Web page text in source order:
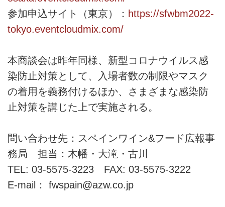
参加申込サイト（東京）： https://sfwbm2022-
tokyo.eventcloudmix.com/
本商談会は昨年同様、新型コロナウイルス感
染防止対策として、入場者数の制限やマスク
の着用を義務付けるほか、さまざまな感染防
止対策を講じた上で実施される。
問い合わせ先：スペインワイン&フード広報事
務局 担当：木幡・大滝・古川
TEL: 03-5575-3223 FAX: 03-5575-3222
E-mail： fwspain@azw.co.jp